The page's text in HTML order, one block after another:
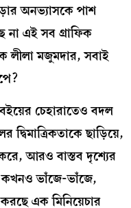
অনভ্যাসকে পাশ
না এই সব গ্রাফিক
লীলা মজুমদার, সবাই
চেহারাতেও বদল
দ্বিমাত্রিকতাকে ছাড়িয়ে,
আরও বাস্তব দৃশ্যের
কখনও ভাঁজে-ভাঁজে,
এক মিনিয়েচার